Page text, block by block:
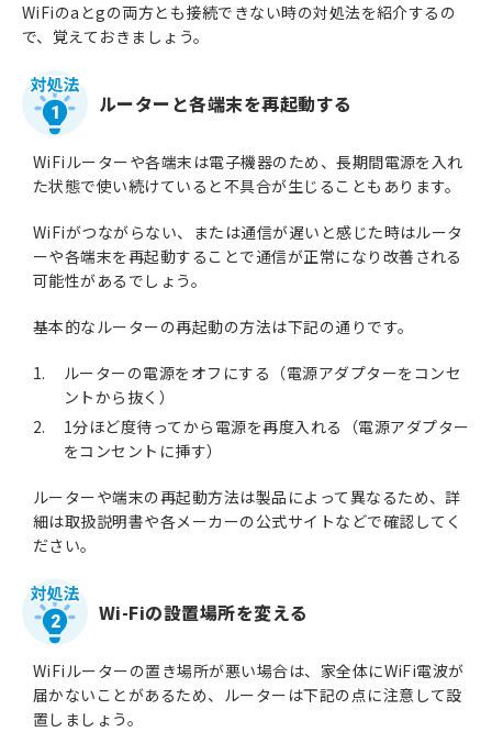
WiFiのaとgの両方とも接続できない時の対処法を紹介するの
で、覚えておきましょう。
1 ルーターと各端末を再起動する
WiFiルーターや各端末は電子機器のため、長期間電源を入れ
た状態で使い続けていると不具合が生じることもあります。
WiFiがつながらない、または通信が遅いと感じた時はルータ
ーや各端末を再起動することで通信が正常になり改善される
可能性があるでしょう。
基本的なルーターの再起動の方法は下記の通りです。
1.
ルーターの電源をオフにする（電源アダプターをコンセ
ントから抜く）
2.
1分ほど度待ってから電源を再度入れる（電源アダプター
をコンセントに挿す）
ルーターや端末の再起動方法は製品によって異なるため、詳
細は取扱説明書や各メーカーの公式サイトなどで確認してく
ださい。
2 Wi-Fiの設置場所を変える
WiFiルーターの置き場所が悪い場合は、家全体にWiFi電波が
届かないことがあるため、ルーターは下記の点に注意して設
置しましょう。